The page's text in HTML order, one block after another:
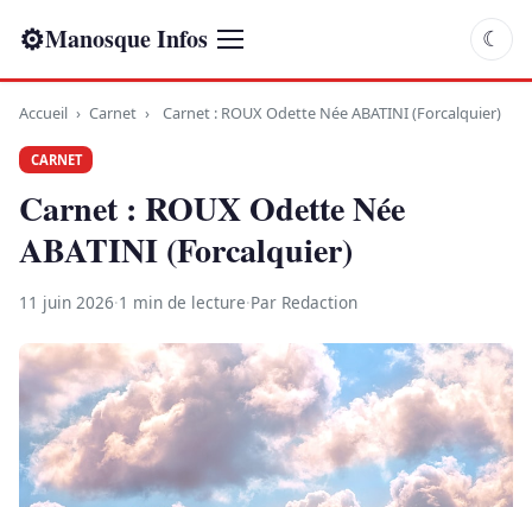
⚙Manosque Infos ☾
Accueil › Carnet › Carnet : ROUX Odette Née ABATINI (Forcalquier)
CARNET
Carnet : ROUX Odette Née
ABATINI (Forcalquier)
11 juin 2026·1 min de lecture·Par Redaction